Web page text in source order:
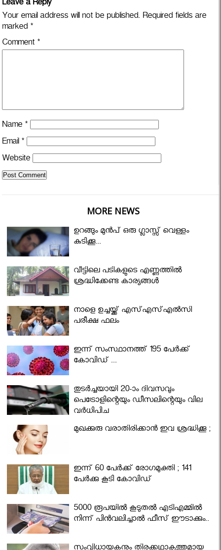
Leave a Reply
Your email address will not be published. Required fields are
marked *
Comment *
Name *
Email *
Website
MORE NEWS
ഉറങ്ങും മുന്‍പ് ഒരു ഗ്ലാസ്സ് വെള്ളം
കുടിക്കൂ...
വീട്ടിലെ പടികളുടെ എണ്ണത്തിൽ
ശ്രദ്ധിക്കേണ്ട കാര്യങ്ങൾ
നാളെ ഉച്ചയ്ക്ക് എസ്എസ്എല്‍സി
പരീക്ഷ ഫലം
ഇന്ന് സംസ്ഥാനത്ത് 195 പേര്‍ക്ക്
കോവിഡ് ...
തുടർച്ചയായി 20-ാം ദിവസവും
പെട്രോളിന്റെയും ഡീസലിന്റെയും വില
വര്‍ധിപ്പിച്ചു
മുഖക്കുരു വരാതിരിക്കാന്‍ ഇവ ശ്രദ്ധിക്കൂ ;
ഇന്ന് 60 പേർക്ക് രോഗമുക്തി ; 141
പേര്‍ക്കു കൂടി കോവിഡ്
5000 രൂപയിൽ കൂടുതൽ എടിഎമ്മിൽ
നിന്ന് പിൻവലിച്ചാൽ ഫീസ് ഈടാക്കും..